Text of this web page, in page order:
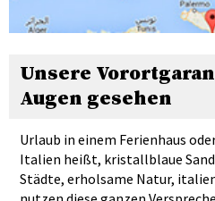
Unsere
Augen gesehen
Urlaub in einem Ferienhaus
Italien heißt, kristallblaue
Städte, erholsame Natur,